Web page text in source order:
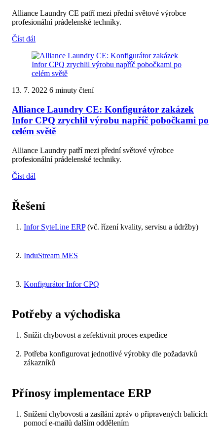
Alliance Laundry CE patří mezi přední světové výrobce
profesionální prádelenské techniky.
Číst dál
13. 7. 2022 6 minuty čtení
Alliance Laundry CE: Konfigurátor zakázek
Infor CPQ zrychlil výrobu napříč pobočkami po
celém světě
Alliance Laundry patří mezi přední světové výrobce
profesionální prádelenské techniky.
Číst dál
Řešení
Infor SyteLine ERP(vč. řízení kvality, servisu a údržby)
InduStream MES
Konfigurátor Infor CPQ
Potřeby a východiska
Snížit chybovost a zefektivnit proces expedice
Potřeba konfigurovat jednotlivé výrobky dle požadavků
zákazníků
Přínosy implementace ERP
Snížení chybovosti a zasílání zpráv o připravených balících
pomocí e-mailů dalším oddělením